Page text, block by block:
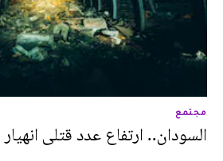
مجتمع
السودان.. ارتفاع عدد قتلى